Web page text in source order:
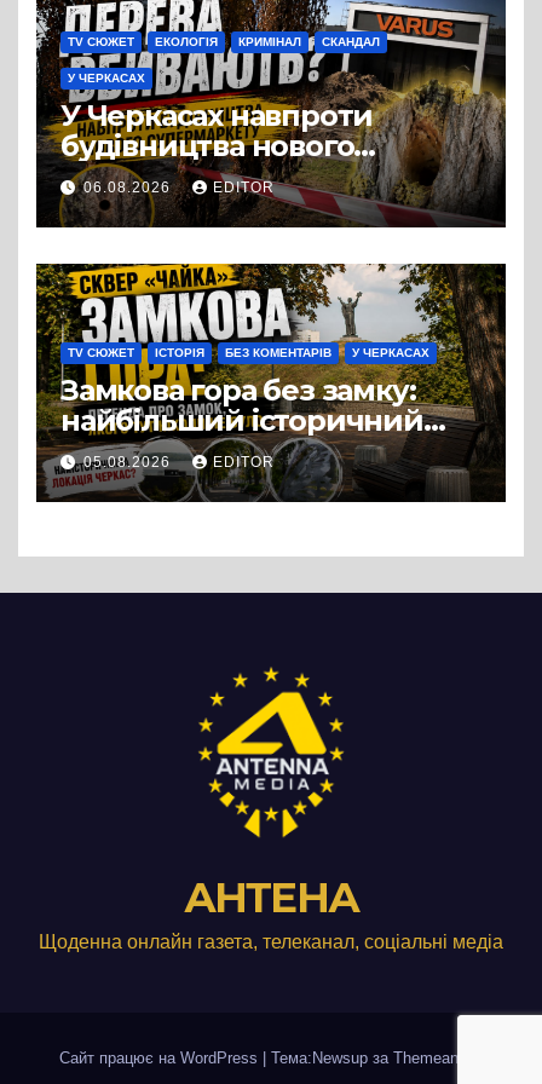
TV СЮЖЕТ ЕКОЛОГІЯ КРИМІНАЛ СКАНДАЛ
У ЧЕРКАСАХ
У Черкасах навпроти
будівництва нового
супермаркету VARUS на
проспекті Перемоги всохли
дерева. І це навряд чи
можна назвати
випадковістю
06.08.2026 EDITOR
TV СЮЖЕТ ІСТОРІЯ БЕЗ КОМЕНТАРІВ У ЧЕРКАСАХ
Замкова гора без замку:
найбільший історичний
міф Черкас
05.08.2026 EDITOR
АНТЕНА
Щоденна онлайн газета, телеканал, соціальні медіа
Сайт працює на WordPress Тема:Newsup за Themeansar